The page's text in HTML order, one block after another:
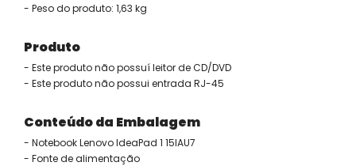
- Peso do produto: 1,63 kg
Produto
- Este produto não possuí leitor de CD/DVD
- Este produto não possui entrada RJ-45
Conteúdo da Embalagem
- Notebook Lenovo IdeaPad 1 15IAU7
- Fonte de alimentação